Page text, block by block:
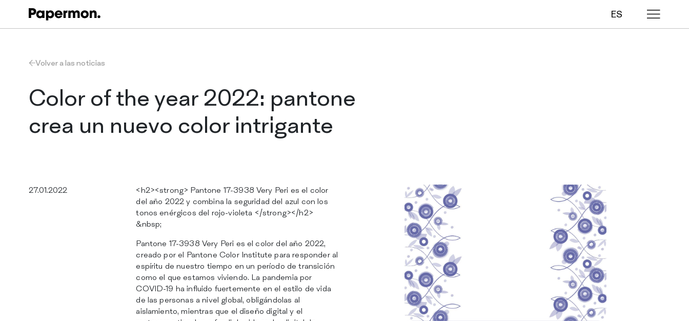
ES
Manteles plegados
Caminos de mesa
SOSTENIBILIDAD
CATÁLOGO
INSIGHTS
CERTIFICACIONES
CONTACTOS
Volver a las noticias
Color of the year 2022: pantone
crea un nuevo color intrigante
27.01.2022
<h2><strong> Pantone 17-3938 Very Peri es el color
del año 2022 y combina la seguridad del azul con los
tonos enérgicos del rojo-violeta </strong></h2>
&nbsp;
Pantone 17-3938 Very Peri es el color del año 2022,
creado por el Pantone Color Institute para responder al
espíritu de nuestro tiempo en un período de transición
como el que estamos viviendo. La pandemia por
COVID-19 ha influido fuertemente en el estilo de vida
de las personas a nivel global, obligándolas al
aislamiento, mientras que el diseño digital y el